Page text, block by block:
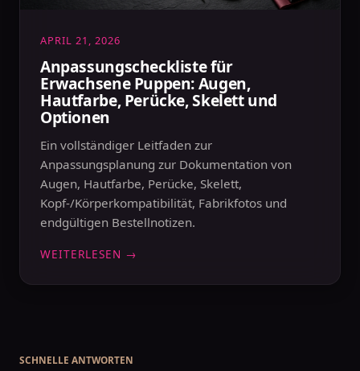
APRIL 21, 2026
Anpassungscheckliste für
Erwachsene Puppen: Augen,
Hautfarbe, Perücke, Skelett und
Optionen
Ein vollständiger Leitfaden zur
Anpassungsplanung zur Dokumentation von
Augen, Hautfarbe, Perücke, Skelett,
Kopf-/Körperkompatibilität, Fabrikfotos und
endgültigen Bestellnotizen.
WEITERLESEN →
SCHNELLE ANTWORTEN